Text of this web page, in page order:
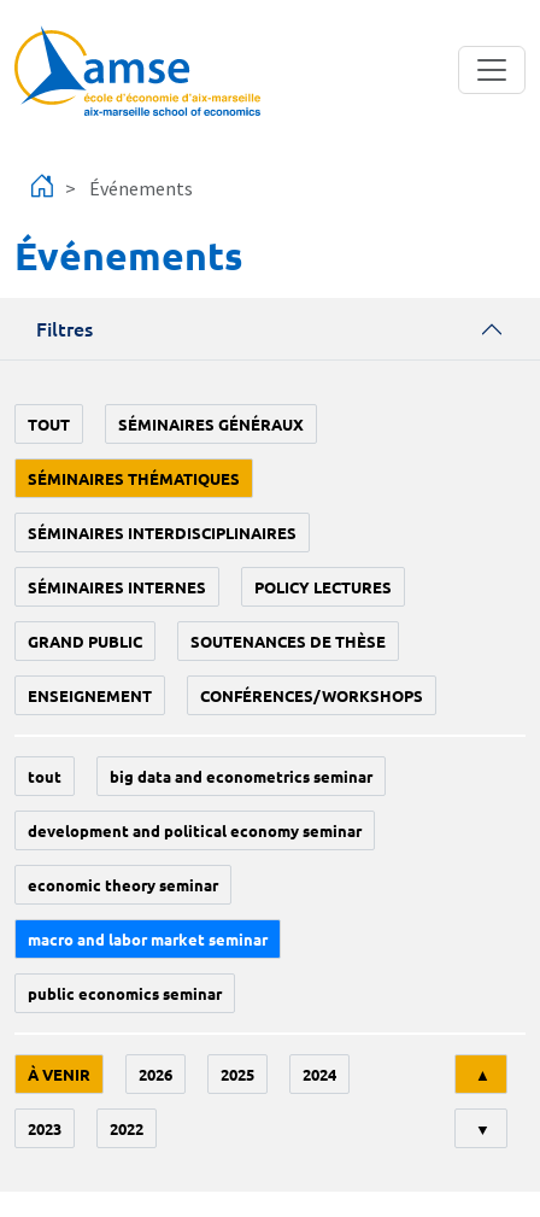
Événements
Événements
Filtres
TOUT SÉMINAIRES GÉNÉRAUX
SÉMINAIRES THÉMATIQUES
SÉMINAIRES INTERDISCIPLINAIRES
SÉMINAIRES INTERNES POLICY LECTURES
GRAND PUBLIC SOUTENANCES DE THÈSE
ENSEIGNEMENT CONFÉRENCES/WORKSHOPS
tout big data and econometrics seminar
development and political economy seminar
economic theory seminar
macro and labor market seminar
public economics seminar
À VENIR 2026 2025 2024
2023 2022
▲
▼